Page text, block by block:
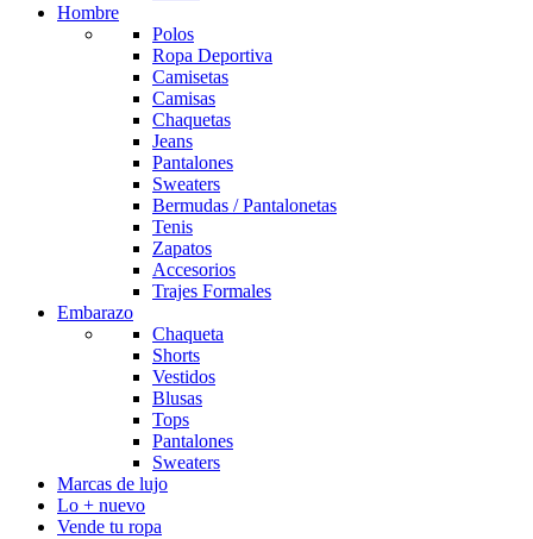
Hombre
Polos
Ropa Deportiva
Camisetas
Camisas
Chaquetas
Jeans
Pantalones
Sweaters
Bermudas / Pantalonetas
Tenis
Zapatos
Accesorios
Trajes Formales
Embarazo
Chaqueta
Shorts
Vestidos
Blusas
Tops
Pantalones
Sweaters
Marcas de lujo
Lo + nuevo
Vende tu ropa